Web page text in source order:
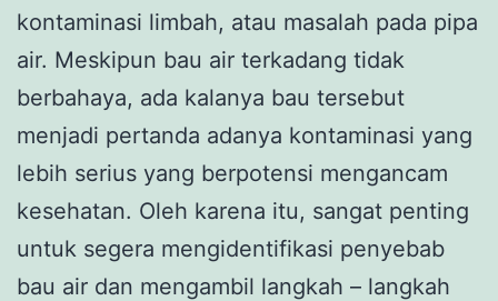
kontaminasi limbah, atau masalah pada pipa
air. Meskipun bau air terkadang tidak
berbahaya, ada kalanya bau tersebut
menjadi pertanda adanya kontaminasi yang
lebih serius yang berpotensi mengancam
kesehatan. Oleh karena itu, sangat penting
untuk segera mengidentifikasi penyebab
bau air dan mengambil langkah – langkah